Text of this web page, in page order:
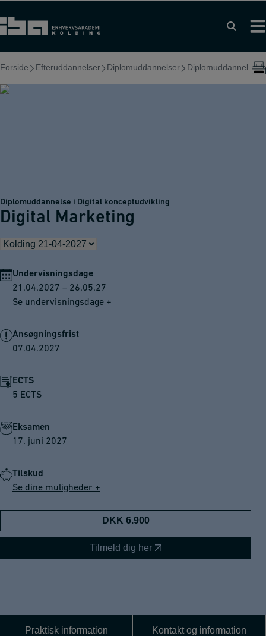
til
indholdet
Forside Efteruddannelser Diplomuddannelser Diplomuddannelse i
Diplomuddannelse i Digital konceptudvikling
Digital Marketing
Undervisningsdage
21.04.2027 – 26.05.27
Se undervisningsdage +
Ansøgningsfrist
07.04.2027
ECTS
5 ECTS
Eksamen
17. juni 2027
Tilskud
Se dine muligheder +
DKK 6.900
Tilmeld dig her
Praktisk information Kontakt og information